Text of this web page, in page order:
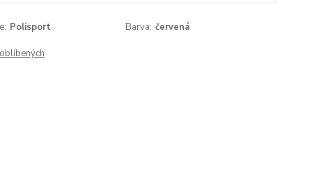
Polisport Barva: červená